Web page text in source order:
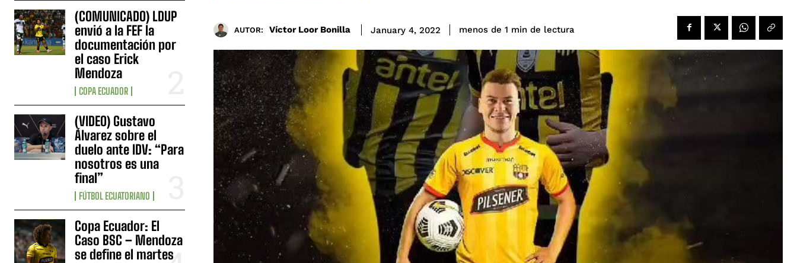
(COMUNICADO) LDUP
envió a la FEF la
documentación por
el caso Erick
Mendoza
COPA ECUADOR
(VIDEO) Gustavo
Álvarez sobre el
duelo ante IDV: “Para
nosotros es una
final”
FÚTBOL ECUATORIANO
Copa Ecuador: El
Caso BSC – Mendoza
se define el martes
AUTOR: Víctor Loor Bonilla January 4, 2022 menos de 1 min de lectura